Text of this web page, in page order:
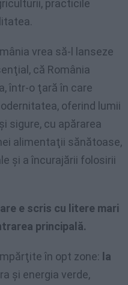
practicile
vrea să-l lanseze
că România
într-o ţară în care
oferind lumii
sigure, cu apărarea
alimentaţii sănătoase,
şi a încurajării folosirii
e scris cu litere mari
principală.
în opt zone: la
şi energia verde,